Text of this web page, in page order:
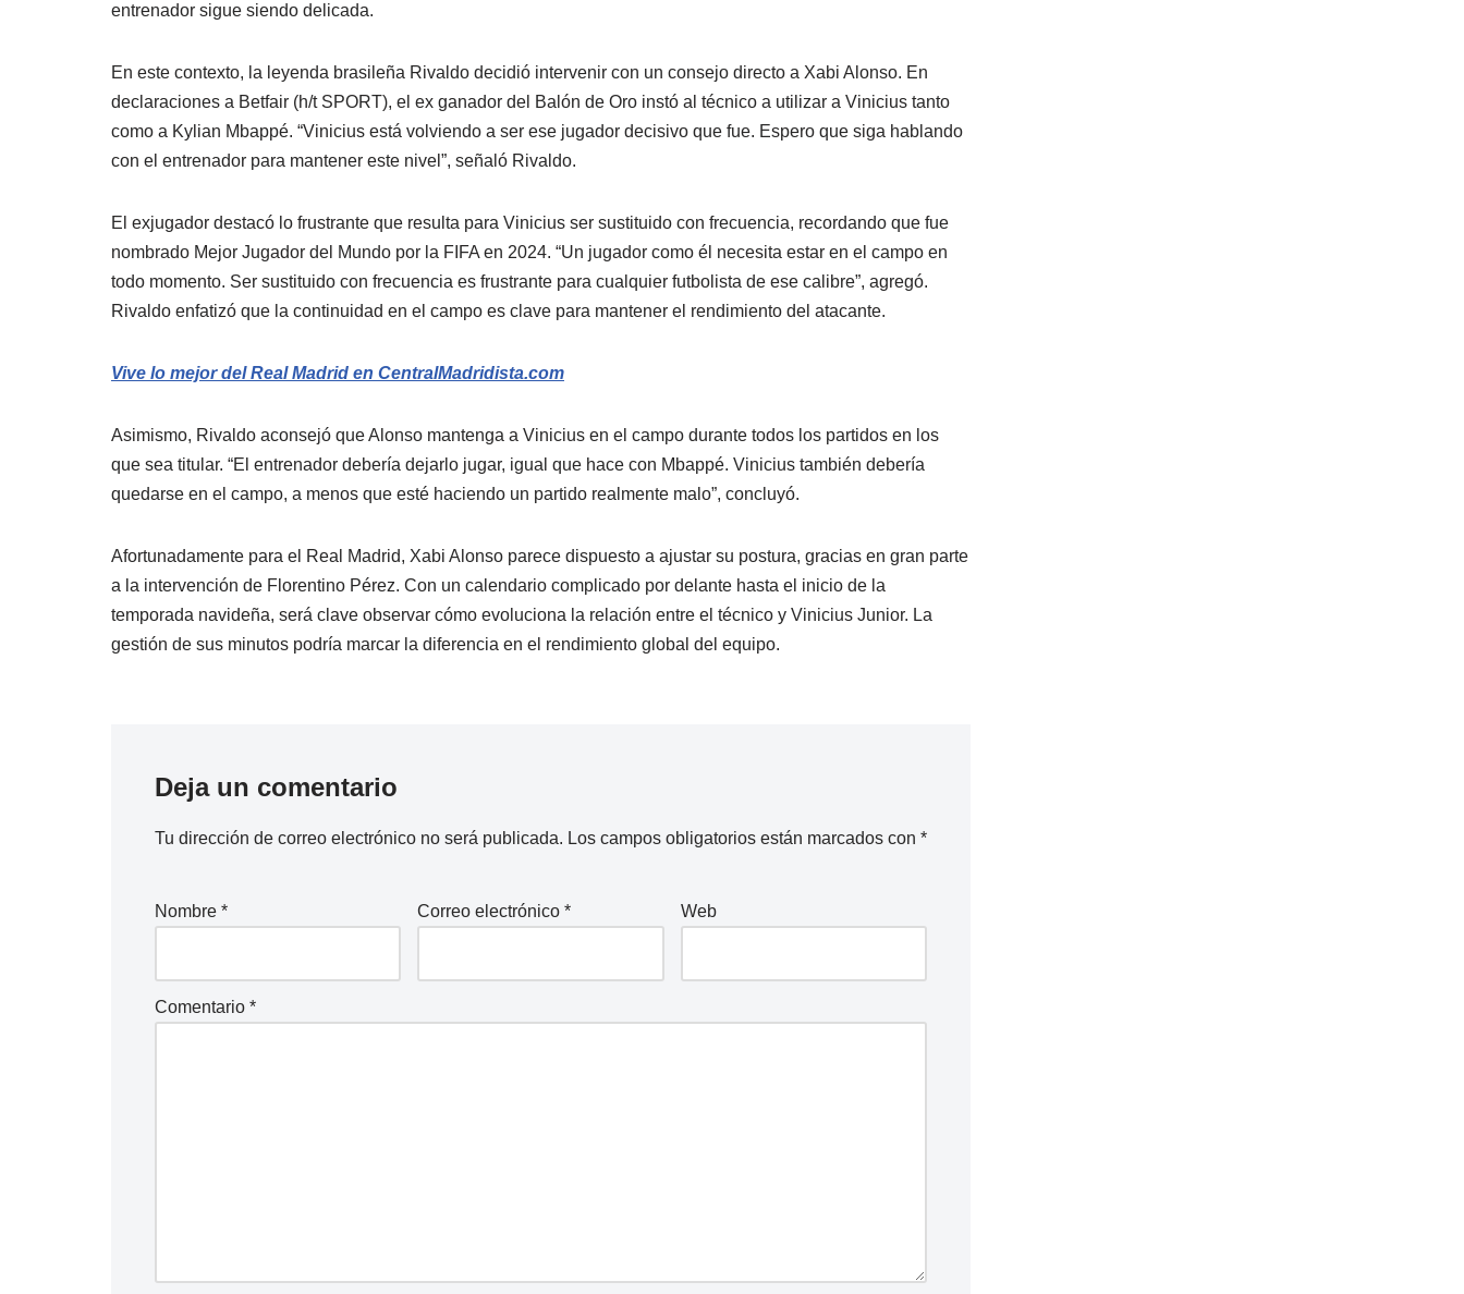
entrenador sigue siendo delicada.
En este contexto, la leyenda brasileña Rivaldo decidió intervenir con un consejo directo a Xabi Alonso. En
declaraciones a Betfair (h/t SPORT), el ex ganador del Balón de Oro instó al técnico a utilizar a Vinicius tanto
como a Kylian Mbappé. “Vinicius está volviendo a ser ese jugador decisivo que fue. Espero que siga hablando
con el entrenador para mantener este nivel”, señaló Rivaldo.
El exjugador destacó lo frustrante que resulta para Vinicius ser sustituido con frecuencia, recordando que fue
nombrado Mejor Jugador del Mundo por la FIFA en 2024. “Un jugador como él necesita estar en el campo en
todo momento. Ser sustituido con frecuencia es frustrante para cualquier futbolista de ese calibre”, agregó.
Rivaldo enfatizó que la continuidad en el campo es clave para mantener el rendimiento del atacante.
Vive lo mejor del Real Madrid en CentralMadridista.com
Asimismo, Rivaldo aconsejó que Alonso mantenga a Vinicius en el campo durante todos los partidos en los
que sea titular. “El entrenador debería dejarlo jugar, igual que hace con Mbappé. Vinicius también debería
quedarse en el campo, a menos que esté haciendo un partido realmente malo”, concluyó.
Afortunadamente para el Real Madrid, Xabi Alonso parece dispuesto a ajustar su postura, gracias en gran parte
a la intervención de Florentino Pérez. Con un calendario complicado por delante hasta el inicio de la
temporada navideña, será clave observar cómo evoluciona la relación entre el técnico y Vinicius Junior. La
gestión de sus minutos podría marcar la diferencia en el rendimiento global del equipo.
Deja un comentario
Tu dirección de correo electrónico no será publicada. Los campos obligatorios están marcados con *
Nombre * Correo electrónico* Web
Comentario *